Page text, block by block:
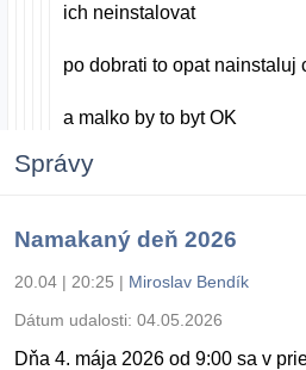
ich neinstalovat
po dobrati to opat nainstaluj
a malko by to byt OK
Správy
Namakaný deň 2026
20.04 | 20:25 | Miroslav Bendík
Dátum udalosti: 04.05.2026
Dňa 4. mája 2026 od 9:00 sa v